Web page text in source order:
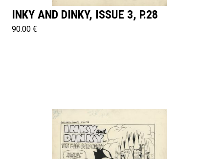
INKY AND DINKY, ISSUE 3, P.28
90.00 €